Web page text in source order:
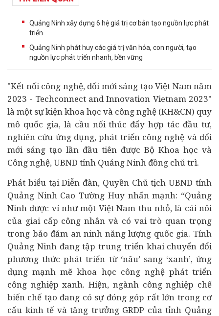
Quảng Ninh xây dựng 6 hệ giá trị cơ bản tạo nguồn lực phát
triển
Quảng Ninh phát huy các giá trị văn hóa, con người, tạo
nguồn lực phát triển nhanh, bền vững
"Kết nối công nghệ, đổi mới sáng tạo Việt Nam năm
2023 - Techconnect and Innovation Vietnam 2023"
là một sự kiện khoa học và công nghệ (KH&CN) quy
mô quốc gia, là cầu nối thúc đẩy hợp tác đầu tư,
nghiên cứu ứng dụng, phát triển công nghệ và đổi
mới sáng tạo lần đầu tiên được Bộ Khoa học và
Công nghệ,UBND tỉnh Quảng Ninh đồng chủ trì.
Phát biểu tại Diễn đàn, Quyền Chủ tịch UBND tỉnh
Quảng Ninh Cao Tường Huy nhấn mạnh: “Quảng
Ninh được ví như một Việt Nam thu nhỏ, là cái nôi
của giai cấp công nhân và có vai trò quan trọng
trong bảo đảm an ninh năng lượng quốc gia. Tỉnh
Quảng Ninh đang tập trung triển khai chuyển đổi
phương thức phát triển từ ‘nâu’ sang ‘xanh’, ứng
dụng mạnh mẽ khoa học công nghệ phát triển
công nghiệp xanh. Hiện, ngành công nghiệp chế
biến chế tạo đang có sự đóng góp rất lớn trong cơ
cấu kinh tế và tăng trưởng GRDP của tỉnh Quảng